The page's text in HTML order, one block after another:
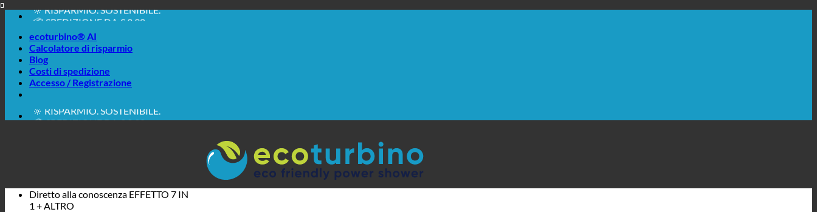
Salta
contenuti
📦 SPEDIZIONE DA € 3,90
ecoturbino® AI
Calcolatore di risparmio
Blog
Costi di spedizione
Accesso / Registrazione
📦 SPEDIZIONE DA € 3,90
Diretto alla conoscenza EFFETTO 7 IN
1 + ALTRO